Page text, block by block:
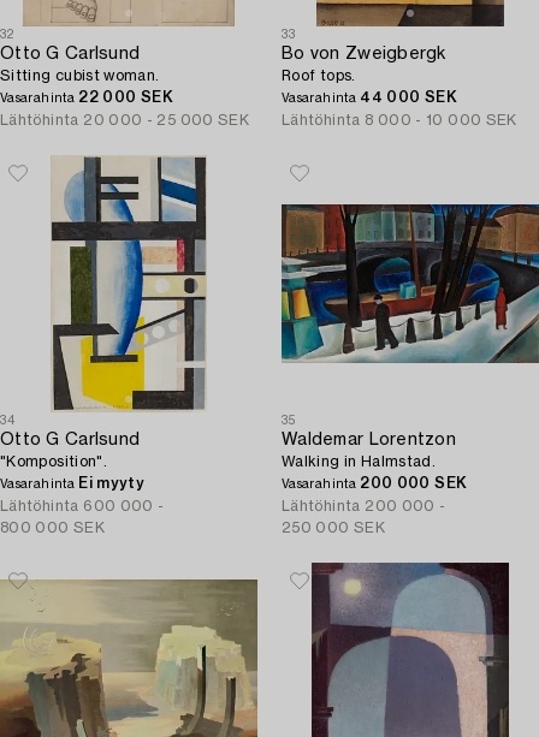
32
Otto G Carlsund
Sitting cubist woman.
Vasarahinta 22 000 SEK
Lähtöhinta 20 000 - 25 000 SEK
33
Bo von Zweigbergk
Roof tops.
Vasarahinta 44 000 SEK
Lähtöhinta 8 000 - 10 000 SEK
34
Otto G Carlsund
"Komposition".
Vasarahinta Ei myyty
Lähtöhinta 600 000 -
800 000 SEK
35
Waldemar Lorentzon
Walking in Halmstad.
Vasarahinta 200 000 SEK
Lähtöhinta 200 000 -
250 000 SEK